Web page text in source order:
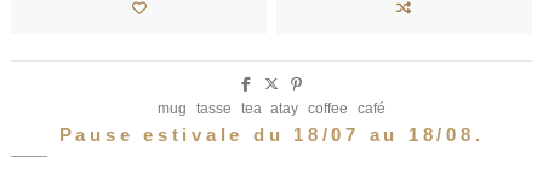
mug tasse tea atay coffee café
Pause estivale du 18/07 au 18/08.